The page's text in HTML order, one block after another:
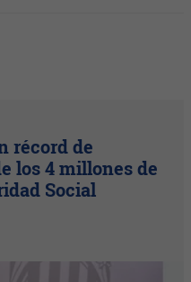
récord de
los 4 millones de
Social